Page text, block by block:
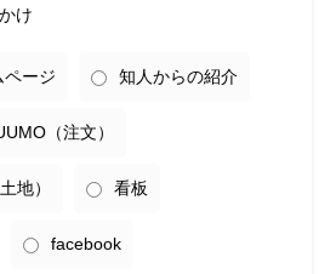
け
ページ 知人からの紹介
（注文）
地） 看板
facebook